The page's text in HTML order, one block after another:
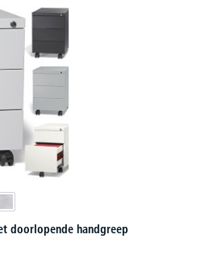
doorlopende handgreep